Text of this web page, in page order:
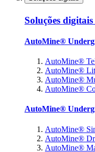
Soluções digitais
AutoMine®
AutoMine®
AutoMine®
AutoMine®
AutoMine®
AutoMine®
AutoMine®
AutoMine®
AutoMine®